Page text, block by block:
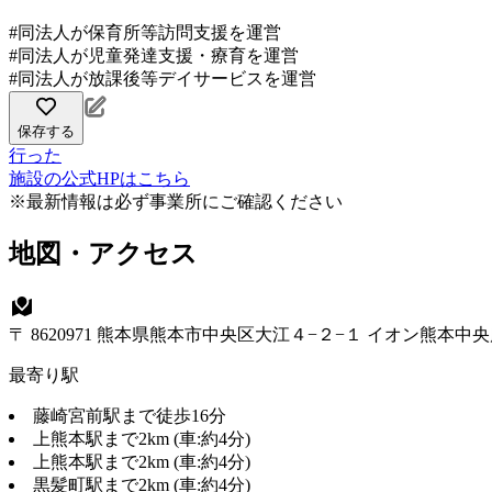
#同法人が保育所等訪問支援を運営
#同法人が児童発達支援・療育を運営
#同法人が放課後等デイサービスを運営
保存する
行った
施設の公式HPはこちら
※最新情報は必ず事業所にご確認ください
地図・アクセス
〒 8620971 熊本県熊本市中央区大江４−２−１ イオン熊本中央
最寄り駅
藤崎宮前駅まで徒歩16分
上熊本駅まで2km (車:約4分)
上熊本駅まで2km (車:約4分)
黒髪町駅まで2km (車:約4分)